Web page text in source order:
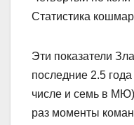
Статистика
Эти показатели
последние 2.5
числе и семь в
раз моменты